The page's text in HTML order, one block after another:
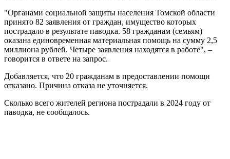
"Органами социальной защиты населения Томской области
принято 82 заявления от граждан, имущество которых
пострадало в результате паводка. 58 гражданам (семьям)
оказана единовременная материальная помощь на сумму 2,5
миллиона рублей. Четыре заявления находятся в работе", –
говорится в ответе на запрос.
Добавляется, что 20 гражданам в предоставлении помощи
отказано. Причина отказа не уточняется.
Сколько всего жителей региона пострадали в 2024 году от
паводка, не сообщалось.